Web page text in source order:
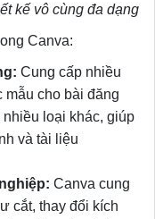
kế vô cùng đa dạng
Canva:
Cung cấp nhiều
mẫu cho bài đăng
loại khác, giúp
và tài liệu
Canva cung
cắt, thay đổi kích